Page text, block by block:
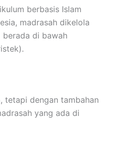
berbasis Islam
madrasah dikelola
berada di bawah
tetapi dengan tambahan
yang ada di